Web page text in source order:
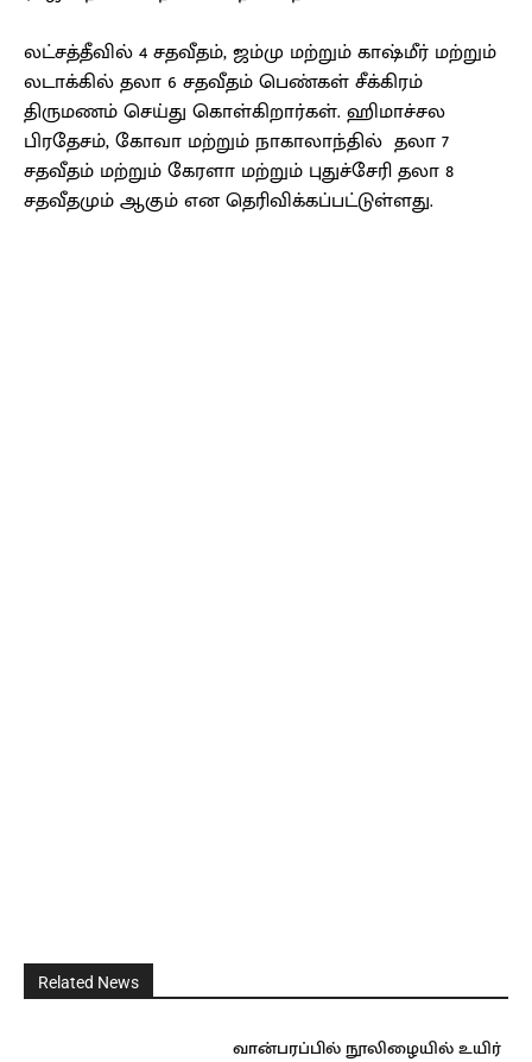
லட்சத்தீவில் 4 சதவீதம், ஜம்மு மற்றும் காஷ்மீர் மற்றும்
லடாக்கில் தலா 6 சதவீதம் பெண்கள் சீக்கிரம்
திருமணம் செய்து கொள்கிறார்கள். ஹிமாச்சல
பிரதேசம், கோவா மற்றும் நாகாலாந்தில் தலா 7
சதவீதம் மற்றும் கேரளா மற்றும் புதுச்சேரி தலா 8
சதவீதமும் ஆகும் என தெரிவிக்கப்பட்டுள்ளது.
Related News
வான்பரப்பில் நூலிழையில் உயிர்